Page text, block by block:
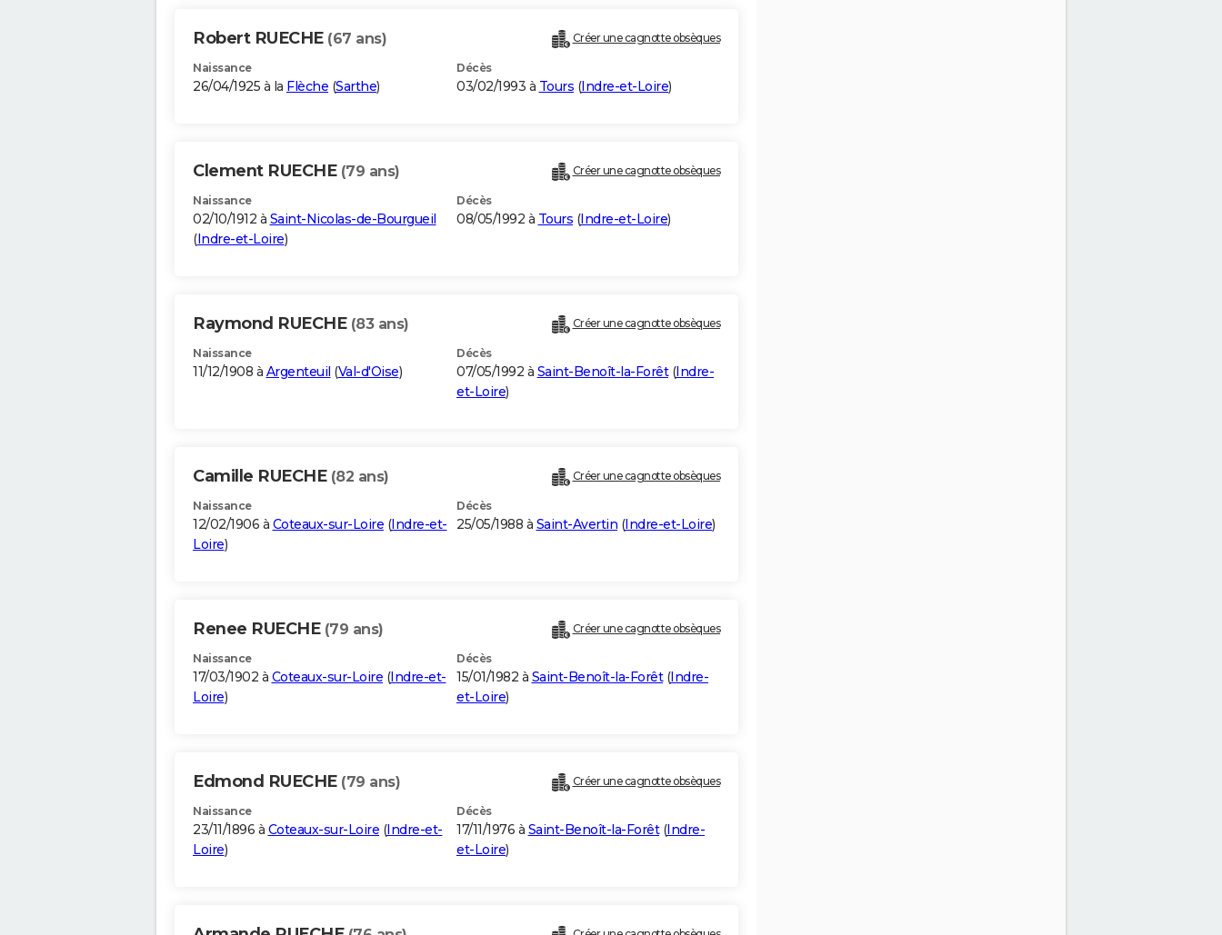
Robert RUECHE (67 ans) Créer une cagnotte obsèques
Naissance
26/04/1925 à la Flèche (Sarthe)
Décès
03/02/1993 à Tours (Indre-et-Loire)
Clement RUECHE (79 ans) Créer une cagnotte obsèques
Naissance
02/10/1912 à Saint-Nicolas-de-Bourgueil
(Indre-et-Loire)
Décès
08/05/1992 à Tours (Indre-et-Loire)
Raymond RUECHE (83 ans) Créer une cagnotte obsèques
Naissance
11/12/1908 à Argenteuil (Val-d'Oise)
Décès
07/05/1992 à Saint-Benoît-la-Forêt(Indre-
et-Loire)
Camille RUECHE (82 ans) Créer une cagnotte obsèques
Naissance
12/02/1906 à Coteaux-sur-Loire (Indre-et-
Loire)
Décès
25/05/1988 à Saint-Avertin (Indre-et-Loire)
Renee RUECHE (79 ans) Créer une cagnotte obsèques
Naissance
17/03/1902 à Coteaux-sur-Loire (Indre-et-
Loire)
Décès
15/01/1982 à Saint-Benoît-la-Forêt(Indre-
et-Loire)
Edmond RUECHE (79 ans) Créer une cagnotte obsèques
Naissance
23/11/1896 à Coteaux-sur-Loire (Indre-et-
Loire)
Décès
17/11/1976 à Saint-Benoît-la-Forêt(Indre-
et-Loire)